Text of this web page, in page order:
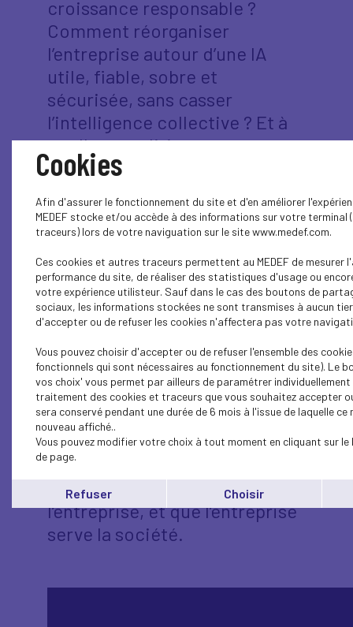
croissance responsable ?
Comment réorganiser
l’entreprise autour d’une IA
utile, fiable, sobre et
sécurisée, sans casser
l’intelligence collective ? Et à
quelles conditions —
gouvernance, responsabilités,
performance augmentée reste
une performance acceptable
et partagée ? Nous vous
invitons à (re)vivre cette
journée pour une plongée au
cœur de la révolution IA. On
passe du fantasme à la
méthode : retours terrain,
controverses assumées,
arbitrages concrets. Objectif :
réconcilier productivité et
dignité, innovation et
confiance — pour que l’IA serve
l’entreprise, et que l’entreprise
serve la société.
Cookies
Afin d'assurer le fonctionnement du site et d'en améliorer
MEDEF stocke et/ou accède à des informations sur votre terminal
traceurs) lors de votre naviguation sur le site www.medef.com.
Ces cookies et autres traceurs permettent au MEDEF de mesurer
performance du site, de réaliser des statistiques d'usage ou
votre expérience utilisteur. Sauf dans le cas des boutons de
sociaux, les informations stockées ne sont transmises à aucun
d'accepter ou de refuser les cookies n'affectera pas votre
Vous pouvez choisir d'accepter ou de refuser l'ensemble des
fonctionnels qui sont nécessaires au fonctionnement du site). Le
vos choix' vous permet par ailleurs de paramétrer
traitement des cookies et traceurs que vous souhaitez accepter
sera conservé pendant une durée de 6 mois à l'issue de laquelle ce
nouveau affiché..
Vous pouvez modifier votre choix à tout moment en cliquant sur le
de page.
Refuser Choisir